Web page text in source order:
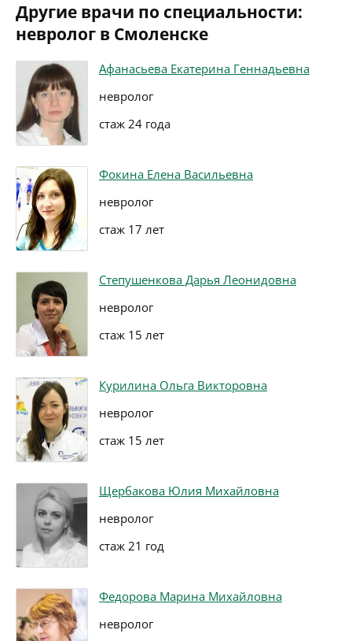
Другие врачи по специальности:
невролог в Смоленске
Афанасьева Екатерина Геннадьевна
невролог
стаж 24 года
Фокина Елена Васильевна
невролог
стаж 17 лет
Степушенкова Дарья Леонидовна
невролог
стаж 15 лет
Курилина Ольга Викторовна
невролог
стаж 15 лет
Щербакова Юлия Михайловна
невролог
стаж 21 год
Федорова Марина Михайловна
невролог